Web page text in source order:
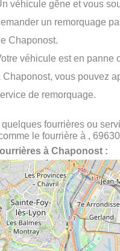
véhicule gêne et vous
un remorquage
Chaponost.
véhicule est en panne
Chaponost, vous pouvez
de remorquage.
fourrières ou
le fourrière à ,
à Chaponost :